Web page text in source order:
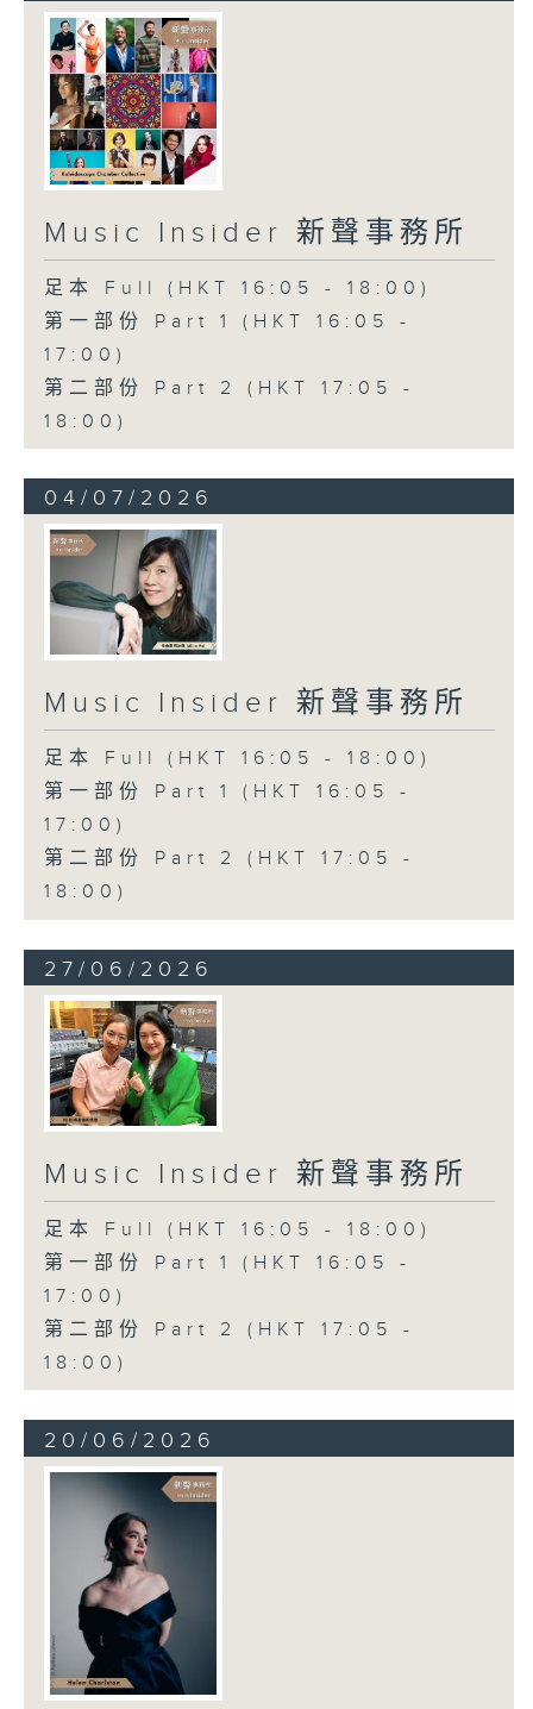
Music Insider 新聲事務所
足本 Full (HKT 16:05 - 18:00)
第一部份 Part 1 (HKT 16:05 -
17:00)
第二部份 Part 2 (HKT 17:05 -
18:00)
04/07/2026
Music Insider 新聲事務所
足本 Full (HKT 16:05 - 18:00)
第一部份 Part 1 (HKT 16:05 -
17:00)
第二部份 Part 2 (HKT 17:05 -
18:00)
27/06/2026
Music Insider 新聲事務所
足本 Full (HKT 16:05 - 18:00)
第一部份 Part 1 (HKT 16:05 -
17:00)
第二部份 Part 2 (HKT 17:05 -
18:00)
20/06/2026